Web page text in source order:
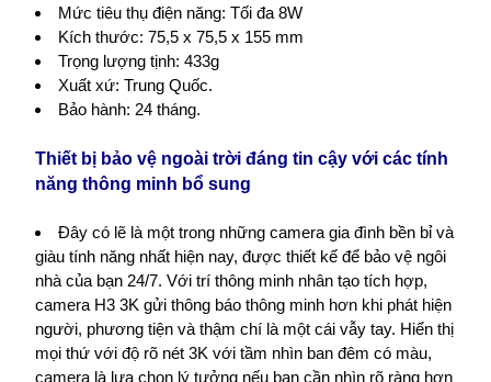
Mức tiêu thụ điện năng: Tối đa 8W
Kích thước: 75,5 x 75,5 x 155 mm
Trọng lượng tịnh: 433g
Xuất xứ: Trung Quốc.
Bảo hành: 24 tháng.
Thiết bị bảo vệ ngoài trời đáng tin cậy với các tính
năng thông minh bổ sung
Đây có lẽ là một trong những camera gia đình bền bỉ và
giàu tính năng nhất hiện nay, được thiết kế để bảo vệ ngôi
nhà của bạn 24/7. Với trí thông minh nhân tạo tích hợp,
camera H3 3K gửi thông báo thông minh hơn khi phát hiện
người, phương tiện và thậm chí là một cái vẫy tay. Hiển thị
mọi thứ với độ rõ nét 3K với tầm nhìn ban đêm có màu,
camera là lựa chọn lý tưởng nếu bạn cần nhìn rõ ràng hơn